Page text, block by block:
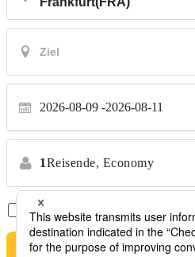
2026-08-09 2026-08-11
1Reisende, Economy
Nur Direktflüge *Keine Transfers
Suche